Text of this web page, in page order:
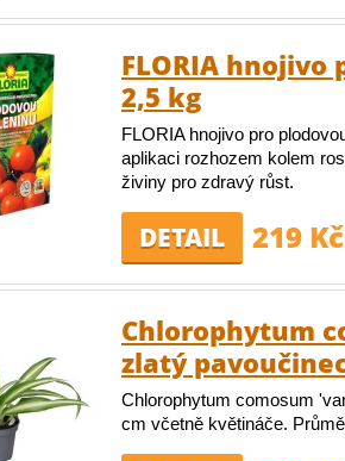
FLORIA hnojivo
2,5 kg
FLORIA hnojivo pro
aplikaci rozhozem kolem
živiny pro zdravý růst.
DETAIL 219 Kč
Chlorophytum
zlatý
Chlorophytum comosum
cm včetně květináče.